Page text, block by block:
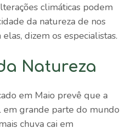
climáticas podem
da natureza de nos
dizem os especialistas.
Natureza
em Maio prevê que a
em grande parte do mundo
chuva cai em